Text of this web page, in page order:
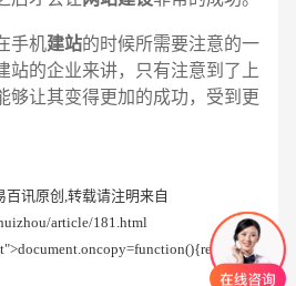
手机建站的时候所需要注意的一
站的企业来讲，只有注意到了上
够让其变得更加的成功，受到更
讯原创,转载请注明来自
article/181.html